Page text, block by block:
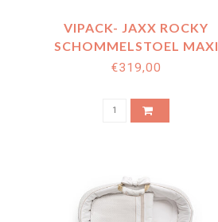
VIPACK- JAXX ROCKY
SCHOMMELSTOEL MAXI
WHITE BOUCLÉ
€319,00